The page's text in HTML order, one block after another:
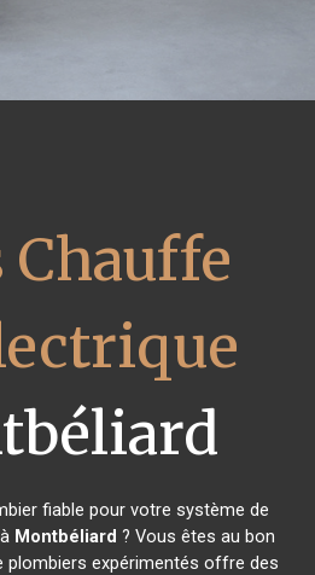
Chauffe
fiable pour votre système de
Montbéliard ? Vous êtes au bon
plombiers expérimentés offre des